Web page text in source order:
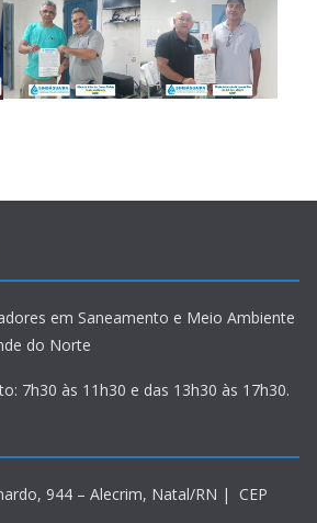
em Saneamento e Meio Ambiente
do Norte
7h30 às 11h30 e das 13h30 às 17h30.
944 – Alecrim, Natal/RN | CEP